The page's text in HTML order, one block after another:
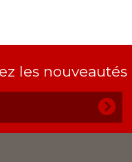
les nouveautés